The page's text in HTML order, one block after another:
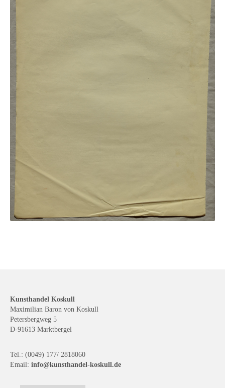
Kunsthandel Koskull
Maximilian Baron von Koskull
Petersbergweg 5
D-91613 Marktbergel
Tel.: (0049) 177/ 2818060
Email: info@kunsthandel-koskull.de